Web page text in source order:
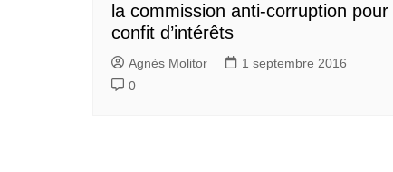
la commission anti-corruption pour
confit d’intérêts
Agnès Molitor
1 septembre 2016
0